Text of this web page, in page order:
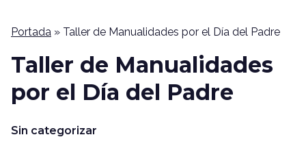
Portada » Taller de Manualidades por el Día del Padre
Taller de Manualidades
por el Día del Padre
Sin categorizar